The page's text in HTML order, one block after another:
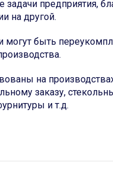
предприятия,
на другой.
могут быть
на
заказу,
и т.д.